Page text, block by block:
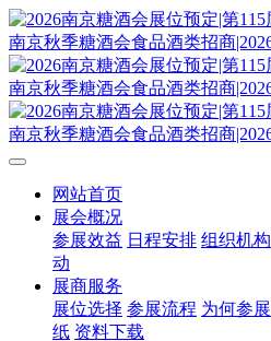
网站首页
展会概况
参展效益 日程安排 组织机构
动
展商服务
展位选择 参展流程 为何参展
纸 资料下载